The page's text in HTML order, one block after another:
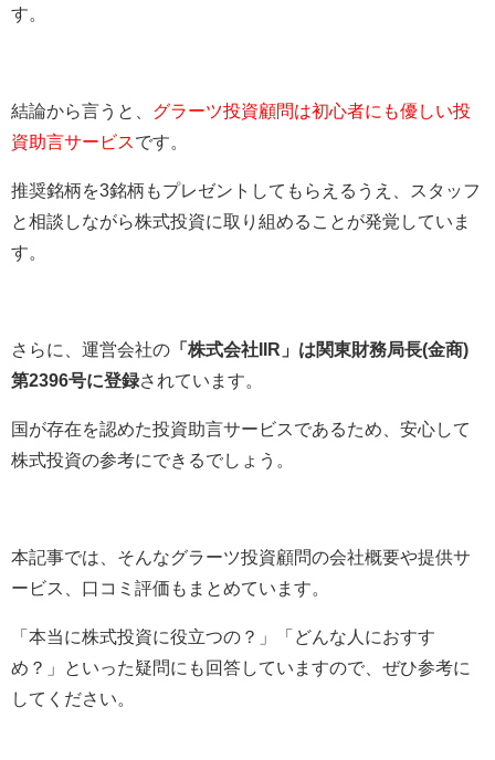
す。
結論から言うと、 グラーツ投資顧問は初心者にも優しい投
資助言サービス です。
推奨銘柄を3銘柄もプレゼントしてもらえるうえ、スタッフ
と相談しながら株式投資に取り組めることが発覚していま
す。
さらに、運営会社の 「株式会社IIR」は関東財務局長(金商)
第2396号に登録されています。
国が存在を認めた投資助言サービスであるため、安心して
株式投資の参考にできるでしょう。
本記事では、そんなグラーツ投資顧問の会社概要や提供サ
ービス、口コミ評価もまとめています。
「本当に株式投資に役立つの？」「どんな人におすす
め？」といった疑問にも回答していますので、ぜひ参考に
してください。